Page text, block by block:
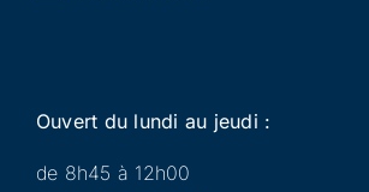
Ouvert du lundi au jeudi :
de 8h45 à 12h00